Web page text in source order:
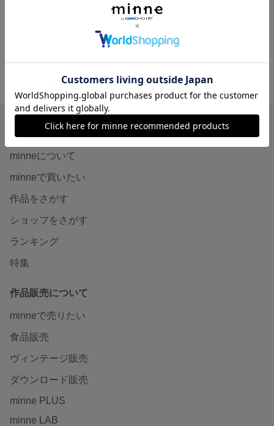
展示中
HAPPYSS'S GALLERY の作品一覧
minneを知る
minneについて
minneで買いたい
作品をさがす
ショップをさがす
ランキング
特集
作品販売について
minneで売りたい
食品販売
ヴィンテージ販売
ダウンロード販売
minne PLUS
minne LAB